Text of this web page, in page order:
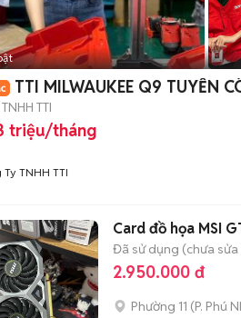
TTI MILWAUKEE Q9 TUYỂN
TTI
triệu/tháng
Ty TNHH TTI
Card đồ họa MSI
Đã sử dụng (chưa sửa
2.950.000 đ
Phường 11 (P. Phú